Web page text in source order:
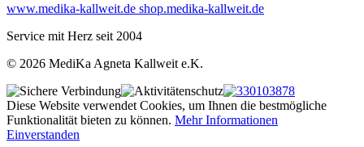
www.medika-kallweit.de shop.medika-kallweit.de
Service mit Herz seit 2004
© 2026 MediKa Agneta Kallweit e.K.
Diese Website verwendet Cookies, um Ihnen die bestmögliche
Funktionalität bieten zu können. Mehr Informationen
Einverstanden